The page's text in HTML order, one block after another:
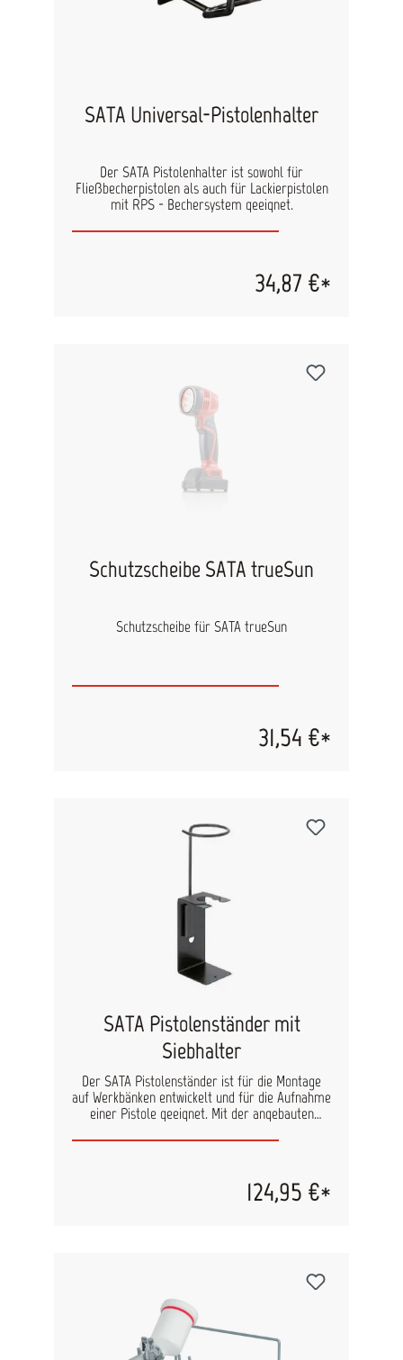
SATA Universal-Pistolenhalter
Der SATA Pistolenhalter ist sowohl für
Fließbecherpistolen als auch für Lackierpistolen
mit RPS - Bechersystem geeignet.
34,87 €*
Schutzscheibe SATA trueSun
Schutzscheibe für SATA trueSun
31,54 €*
SATA Pistolenständer mit
Siebhalter
Der SATA Pistolenständer ist für die Montage
auf Werkbänken entwickelt und für die Aufnahme
einer Pistole geeignet. Mit der angebauten
erhöht den Bedienkomfort bei der Vorbereitung
Pistolenständer, durch die Nutzung des
entsprechenden Einsatzes, auch für die124,95 €*